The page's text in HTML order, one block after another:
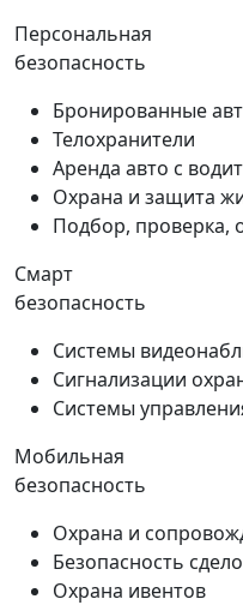
Персональная
безопасность
Бронированные
Телохранители
Аренда авто с
Охрана и защита
Подбор, проверка,
Смарт
безопасность
Системы
Сигнализации
Системы
Мобильная
безопасность
Охрана и
Безопасность
Охрана ивентов